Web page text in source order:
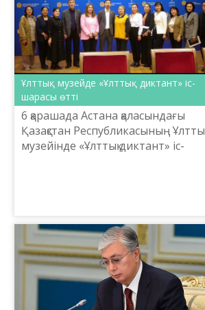
Ұлттық музейде «Ұлттық диктант» іс-
шарасы өтті
6 қарашада Астана қаласындағы
Қазақстан Республикасының Ұлттық
музейінде «Ұлттық диктант» іс-